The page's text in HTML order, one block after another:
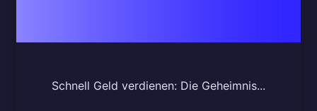
Schnell Geld verdienen: Die Geheimnis...